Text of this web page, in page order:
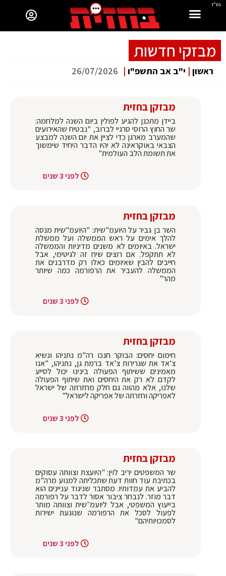
בס"ד
מבזקי חדשות
ראשון | י"ב אב התשפ"ו |
26/07/2026
מבזקן בחזית
ביידן מתכנן להגיע לפולין ביום השנה למלחמה:
שר החוץ הרוסי סרגיי לברוב, "נבטיח שהאירועים
שהמערב מארגן כדי לציין את יום השנה למבצע
הצבאי באוקראינה לא יהיו הדבר היחיד שימשוך
את תשומת הלב העולמית"
לפני 3 שנים
מבזקן בחזית
השר בן גביר על היועמ"שית: "היועמ"שית מנסה
להלך אימים על ראש הממשלה ועל ממשלת
ישראל. באיומים לא משנים מדיניות והממשלה
לא תתקפל. אם רוצים שיח זה לגיטימי, אבל
חייבים להבין שאיומים כאלו רק מדרבנים את
הממשלה להעביר את הרפורמה כמה שיותר
מהר"
לפני 3 שנים
מבזקן בחזית
חימום יחסים: הבוקר חנכו רה"מ נתניהו ונשיא
צ'אד את שגרירות צ'אד ברמת גן, נתניהו, "אנו
מאמינים ששיתוף הפעולה בינינו יכול לסייע
לקדם לא רק את היחסים ואת שיתוף הפעולה
שלנו, אלא מהווה גם חלק מחזרתה של ישראל
לאפריקה וחזרתה של אפריקה לישראל"
לפני 3 שנים
מבזקן בחזית
שר המשפטים יריב לוין: "היועצת וצוותה עסוקים
בכתיבת עוד חוות דעת שתכליתה למנוע מרה"מ
להביע את עמדותיו. מסתבר שניגוד עניינים הוא
דבר מוזר. לנבחר ציבור אסור לדבר על רפורמה
בייעוץ המשפטי, אבל ליועמ״שית וצוותה מותר
לפעול לסכל את הרפורמה שנוגעת ישירות
לסמכויותיהם"
לפני 3 שנים